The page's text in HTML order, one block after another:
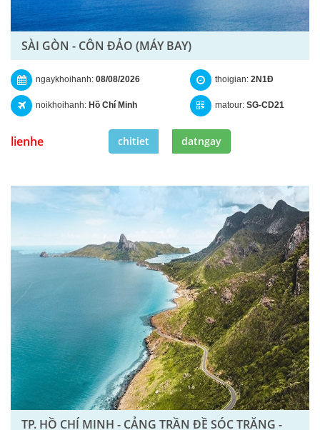
SÀI GÒN - CÔN ĐẢO (MÁY BAY)
ngaykhoihanh: 08/08/2026
noikhoihanh: Hồ Chí Minh
thoigian: 2N1Đ
matour: SG-CD21
lienhe chitiet datngay
TP. HỒ CHÍ MINH - CẢNG TRẦN ĐỀ SÓC TRĂNG -